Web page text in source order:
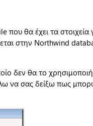
που θα έχει τα
στην Northwind
δεν θα το
να σας δείξω πως